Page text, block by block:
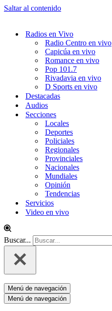
Saltar al contenido
Radios en Vivo
Radio Centro en vivo
Capicúa en vivo
Romance en vivo
Pop 101.7
Rivadavia en vivo
D Sports en vivo
Destacadas
Audios
Secciones
Locales
Deportes
Policiales
Regionales
Provinciales
Nacionales
Mundiales
Opinión
Tendencias
Servicios
Video en vivo
Buscar...
Menú de navegación
Menú de navegación